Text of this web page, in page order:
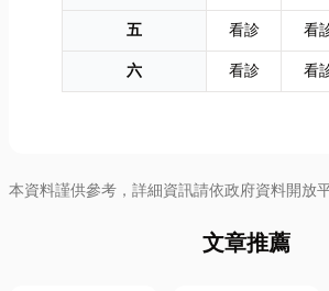
五
看診 看
六
看診 看
本資料謹供參考，詳細資訊請依政府資料開放平
文章推薦